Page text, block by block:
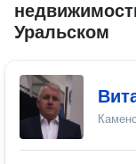
Уральском